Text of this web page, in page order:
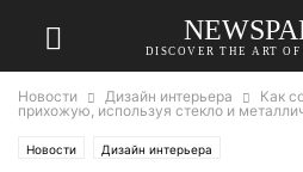
DISCOVER THE ART
Новости Дизайн интерьера
Как
прихожую, используя стекло и
Новости Дизайн интерьера